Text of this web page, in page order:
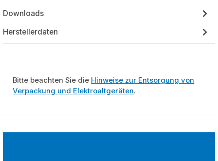
Downloads
Herstellerdaten
Bitte beachten Sie die Hinweise zur Entsorgung von
Verpackung und Elektroaltgeräten.